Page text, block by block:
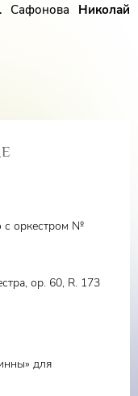
Сафонова Николай
с оркестром №
ор. 60, R. 173
для